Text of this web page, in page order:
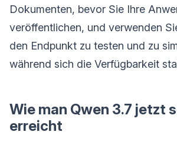
Dokumenten, bevor Sie Ihre
veröffentlichen, und verwenden
den Endpunkt zu testen und zu
während sich die Verfügbarkeit
Wie man Qwen 3.7 jetzt
erreicht